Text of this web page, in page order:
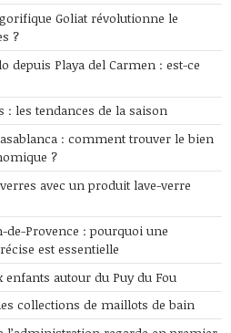
Goliat révolutionne le
?
depuis Playa del Carmen : est-ce
: les tendances de la saison
: comment trouver le bien
?
avec un produit lave-verre
de-Provence : pourquoi une
est essentielle
enfants autour du Puy du Fou
collections de maillots de bain